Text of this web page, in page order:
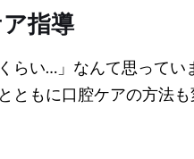
指導
くらい…」なんて思ってい
ともに口腔ケアの方法